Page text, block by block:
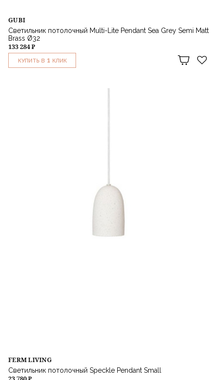
GUBI
Светильник потолочный Multi-Lite Pendant Sea Grey Semi Matt
Brass Ø32
133 284 ₽
КУПИТЬ В 1 КЛИК
FERM LIVING
Светильник потолочный Speckle Pendant Small